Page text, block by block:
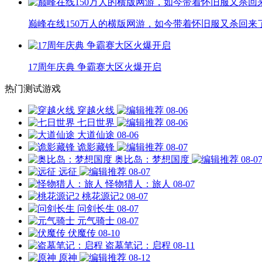
巅峰在线150万人的横版网游，如今带着怀旧服又杀回来
17周年庆典 争霸赛大区火爆开启
热门测试游戏
穿越火线
08-06
七日世界
08-06
大道仙途 08-06
诡影藏锋
08-07
奥比岛：梦想国度
08-07
远征
08-07
怪物猎人：旅人 08-07
桃花源记2 08-07
问剑长生 08-07
元气骑士 08-07
伏魔传 08-10
盗墓笔记：启程 08-11
原神
08-12